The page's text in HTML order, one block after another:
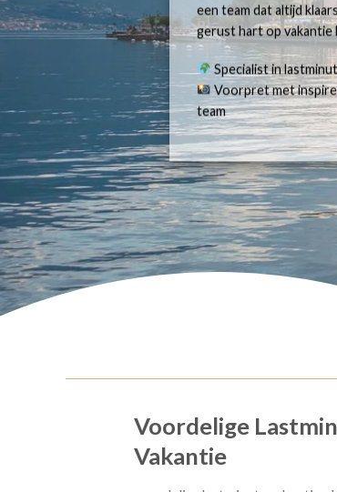
een team dat altijd
gerust hart op vakantie
Specialist in
Voorpret met
team
Voordelige
Vakantie